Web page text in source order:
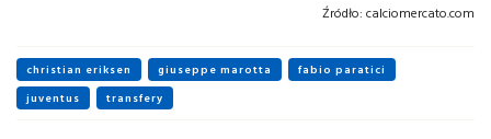
Źródło: calciomercato.com
christian eriksen giuseppe marotta
fabio paratici
juventus
transfery